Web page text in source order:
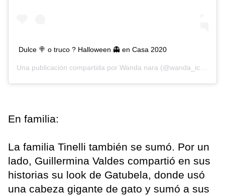
Dulce 🍭 o truco ? Halloween 👻 en Casa 2020
Una publicación compartida por Wanda nara (@wanda_icardi) el
En familia:
La familia Tinelli también se sumó. Por un
lado, Guillermina Valdes compartió en sus
historias su look de Gatubela, donde usó
una cabeza gigante de gato y sumó a sus